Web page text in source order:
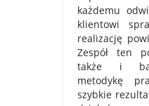
każdemu
klientowi
realizację
Zespół ten
także i
metodykę
szybkie